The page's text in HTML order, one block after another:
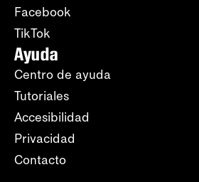
Facebook
TikTok
Ayuda
Centro de ayuda
Tutoriales
Accesibilidad
Privacidad
Contacto